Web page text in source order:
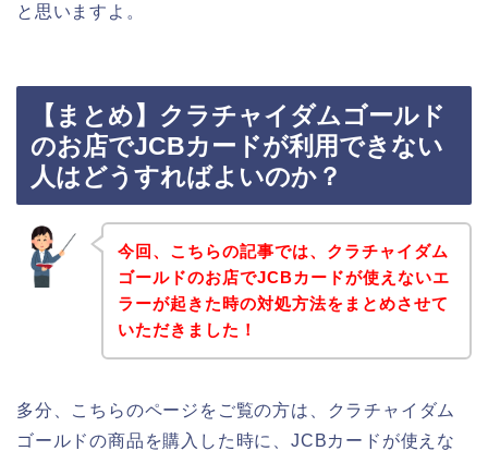
と思いますよ。
【まとめ】クラチャイダムゴールド
のお店でJCBカードが利用できない
人はどうすればよいのか？
今回、こちらの記事では、クラチャイダム
ゴールドのお店でJCBカードが使えないエ
ラーが起きた時の対処方法をまとめさせて
いただきました！
多分、こちらのページをご覧の方は、クラチャイダム
ゴールドの商品を購入した時に、JCBカードが使えな